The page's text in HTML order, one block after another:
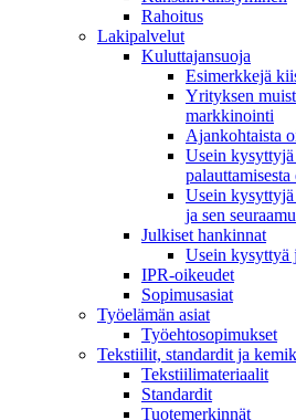
Rahoitus
Lakipalvelut
Kuluttajansuoja
Esimerkkejä
Yrityksen
markkinointi
Ajankohtaista
Usein
Usein
ja sen
Julkiset hankinnat
Usein kysyttyä
IPR-oikeudet
Sopimusasiat
Työelämän asiat
Työehto­sopimukset
Tekstiilit, standardit ja
Tekstiilimateriaalit
Standardit
Tuotemerkinnät